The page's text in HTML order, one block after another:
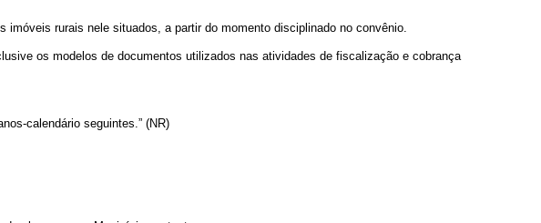
rurais nele situados, a partir do momento disciplinado no convênio.
os modelos de documentos utilizados nas atividades de fiscalização e cobrança
calendário seguintes.” (NR)